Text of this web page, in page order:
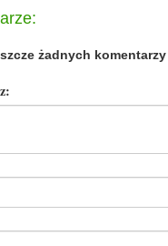
żadnych